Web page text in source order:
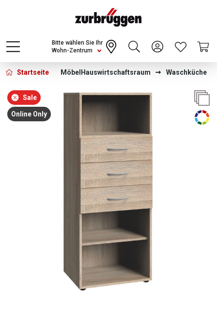
Choose a different country or region to see
content for your location and shop online
CONTINUE
Wohn-Zentrum
Bitte wählen Sie Ihr
Startseite Möbel Hauswirtschaftsraum Waschküche
Bildergalerie überspringen
Sale
Online Only